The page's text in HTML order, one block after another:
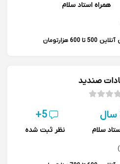
همراه استاد سلام
آنلاین 500 تا 600 هزارتومان
صندید
سلام
5+
نظر ثبت شده
)